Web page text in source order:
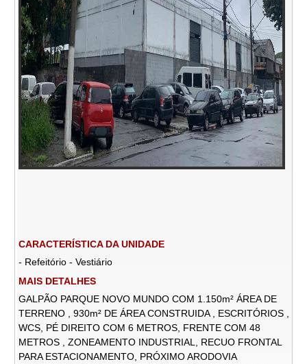
CARACTERÍSTICA DA UNIDADE
- Refeitório - Vestiário
MAIS DETALHES
GALPÃO PARQUE NOVO MUNDO COM 1.150m² ÁREA DE
TERRENO , 930m² DE ÁREA CONSTRUIDA , ESCRITÓRIOS ,
WCS, PÉ DIREITO COM 6 METROS, FRENTE COM 48
METROS , ZONEAMENTO INDUSTRIAL, RECUO FRONTAL
PARA ESTACIONAMENTO, PRÓXIMO ARODOVIA